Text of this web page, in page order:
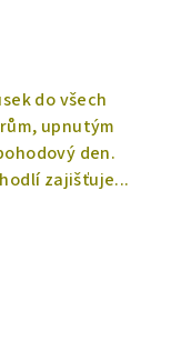
do všech
upnutým
den.
zajišťuje...